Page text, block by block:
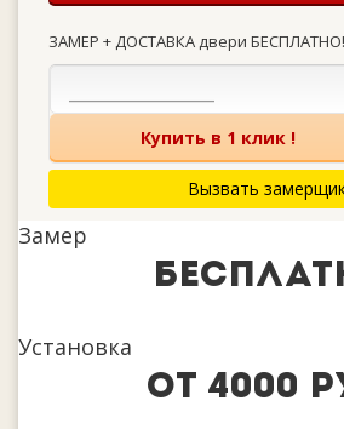
ЗАМЕР + ДОСТАВКА двери БЕСПЛАТНО!
Купить в 1 клик !
Вызвать
Замер
Установка
от 4000